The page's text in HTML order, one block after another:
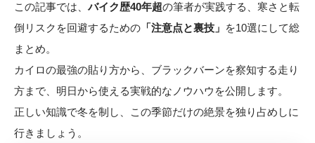
この記事では、 バイク歴40年超の筆者が実践する、寒さと転
倒リスクを回避するための 「注意点と裏技」 を10選にして総
まとめ。
カイロの最強の貼り方から、ブラックバーンを察知する走り
方まで、明日から使える実戦的なノウハウを公開します。
正しい知識で冬を制し、この季節だけの絶景を独り占めしに
行きましょう。